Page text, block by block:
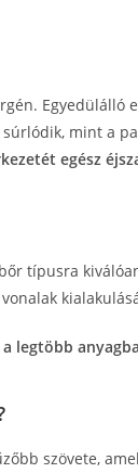
Egyedülálló
mint a
egész
típusra
legtöbb
szövete,